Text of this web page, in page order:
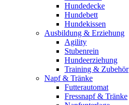
Hundedecke
Hundebett
Hundekissen
Ausbildung & Erziehung
Agility
Stubenrein
Hundeerziehung
Training & Zubehör
Napf & Tränke
Futterautomat
Fressnapf & Tränke